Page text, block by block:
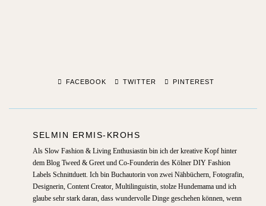
FACEBOOK TWITTER PINTEREST
SELMIN ERMIS-KROHS
Als Slow Fashion & Living Enthusiastin bin ich der kreative Kopf hinter
dem Blog Tweed & Greet und Co-Founderin des Kölner DIY Fashion
Labels Schnittduett. Ich bin Buchautorin von zwei Nähbüchern, Fotografin,
Designerin, Content Creator, Multilinguistin, stolze Hundemama und ich
glaube sehr stark daran, dass wundervolle Dinge geschehen können, wenn